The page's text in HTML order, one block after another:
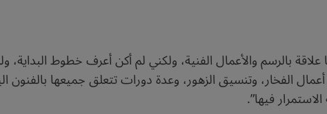
بالرسم والأعمال الفنية، ولكني لم أكن أعرف خطوط
الفخار، وتنسيق الزهور، وعدة دورات تتعلق جميعها بالفنون
فيها”.